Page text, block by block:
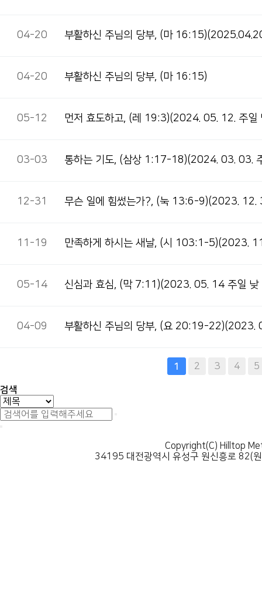
04-20 부활하신 주님의 당부, (마
04-20 부활하신 주님의 당부, (마 16:15)
05-12 먼저 효도하고, (레 19:3)(2024. 05. 12. 주일
03-03 통하는 기도, (삼상 1:17-18)(2024. 03. 03.
12-31 무슨 일에 힘썼는가?, (눅 13:6-9)(2023.
11-19 만족하게 하시는 새날, (시 103:1-5)(2023.
05-14 신심과 효심, (막 7:11)(2023. 05. 14 주일 낮
04-09 부활하신 주님의 당부, (요 20:19-22)(2023.
1 2 3 4 5
검색
Copyright(C) Hilltop
34195 대전광역시 유성구 원신흥로